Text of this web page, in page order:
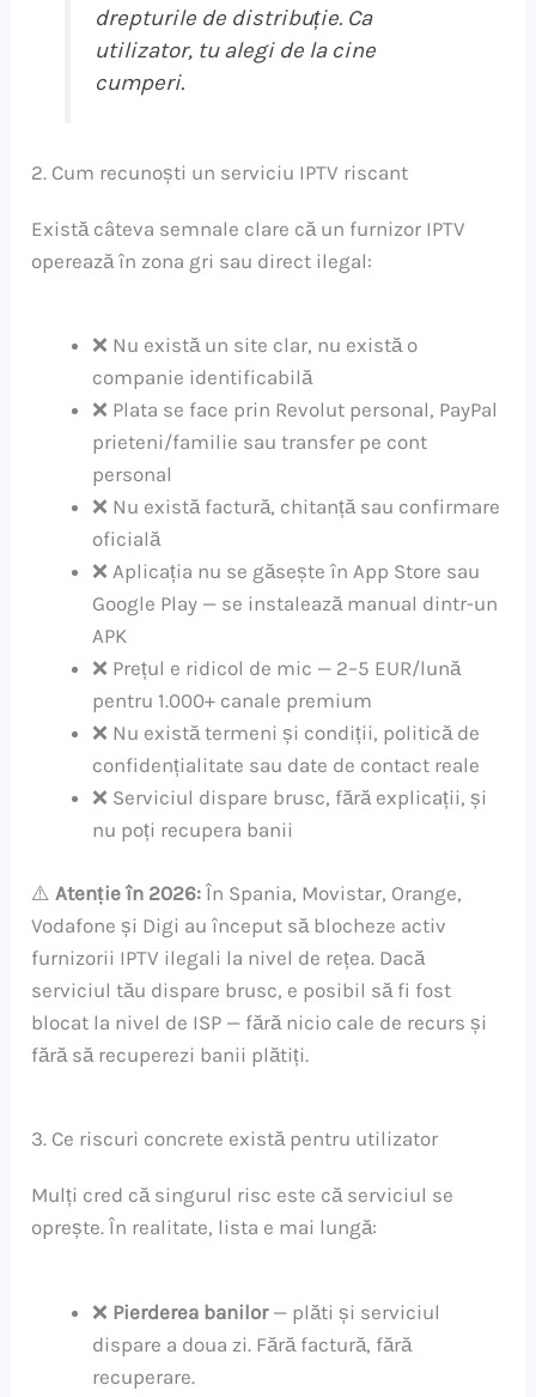
drepturile de distribuție. Ca
utilizator, tu alegi de la cine
cumperi.
2. Cum recunoști un serviciu IPTV riscant
Există câteva semnale clare că un furnizor IPTV
operează în zona gri sau direct ilegal:
❌ Nu există un site clar, nu există o
companie identificabilă
❌ Plata se face prin Revolut personal, PayPal
prieteni/familie sau transfer pe cont
personal
❌ Nu există factură, chitanță sau confirmare
oficială
❌ Aplicația nu se găsește în App Store sau
Google Play — se instalează manual dintr-un
APK
❌ Prețul e ridicol de mic — 2–5 EUR/lună
pentru 1.000+ canale premium
❌ Nu există termeni și condiții, politică de
confidențialitate sau date de contact reale
❌ Serviciul dispare brusc, fără explicații, și
nu poți recupera banii
⚠️Atenție în 2026: În Spania, Movistar, Orange,
Vodafone și Digi au început să blocheze activ
furnizorii IPTV ilegali la nivel de rețea. Dacă
serviciul tău dispare brusc, e posibil să fi fost
blocat la nivel de ISP — fără nicio cale de recurs și
fără să recuperezi banii plătiți.
3. Ce riscuri concrete există pentru utilizator
Mulți cred că singurul risc este că serviciul se
oprește. În realitate, lista e mai lungă:
❌ Pierderea banilor— plăti și serviciul
dispare a doua zi. Fără factură, fără
recuperare.